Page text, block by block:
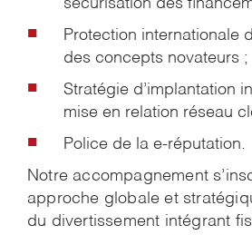
sécurisation des
Protection internationale
des concepts novateurs ;
Stratégie d’implantation
mise en relation réseau
Police de la e-réputation.
Notre accompagnement
approche globale et
du divertissement intégrant